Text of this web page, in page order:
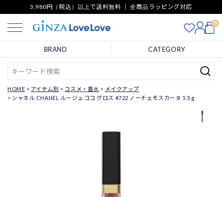
3,980円（税込）以上で送料無料 ｜ 全商品ラッピング対応
0
BRAND CATEGORY
HOME アイテム別 コスメ・香水
メイクアップ
シャネル CHANEL ルージュ ココ グロス #722 ノーチェモスカータ 5.5 g